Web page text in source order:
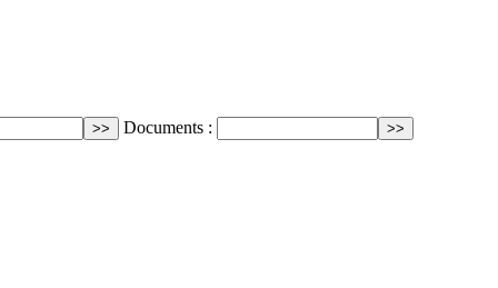
Documents :